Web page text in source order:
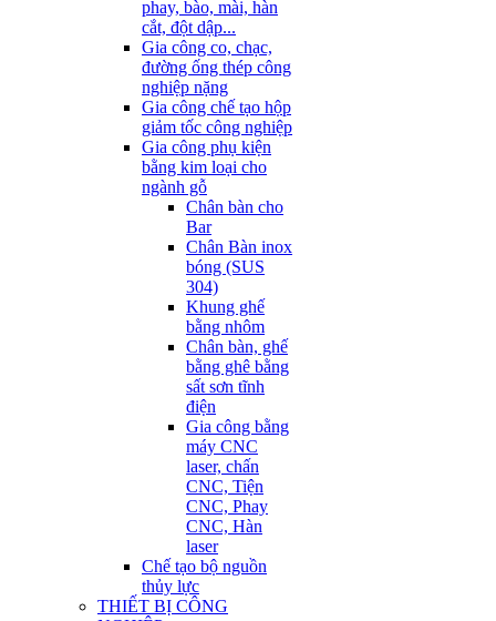
phay, bào, mài, hàn
cắt, đột dập...
Gia công co, chạc,
đường ống thép công
nghiệp nặng
Gia công chế tạo hộp
giảm tốc công nghiệp
Gia công phụ kiện
bằng kim loại cho
ngành gỗ
Chân bàn cho
Bar
Chân Bàn inox
bóng (SUS
304)
Khung ghế
bằng nhôm
Chân bàn, ghế
bằng ghê bằng
sất sơn tĩnh
điện
Gia công bằng
máy CNC
laser, chấn
CNC, Tiện
CNC, Phay
CNC, Hàn
laser
Chế tạo bộ nguồn
thủy lực
THIẾT BỊ CÔNG